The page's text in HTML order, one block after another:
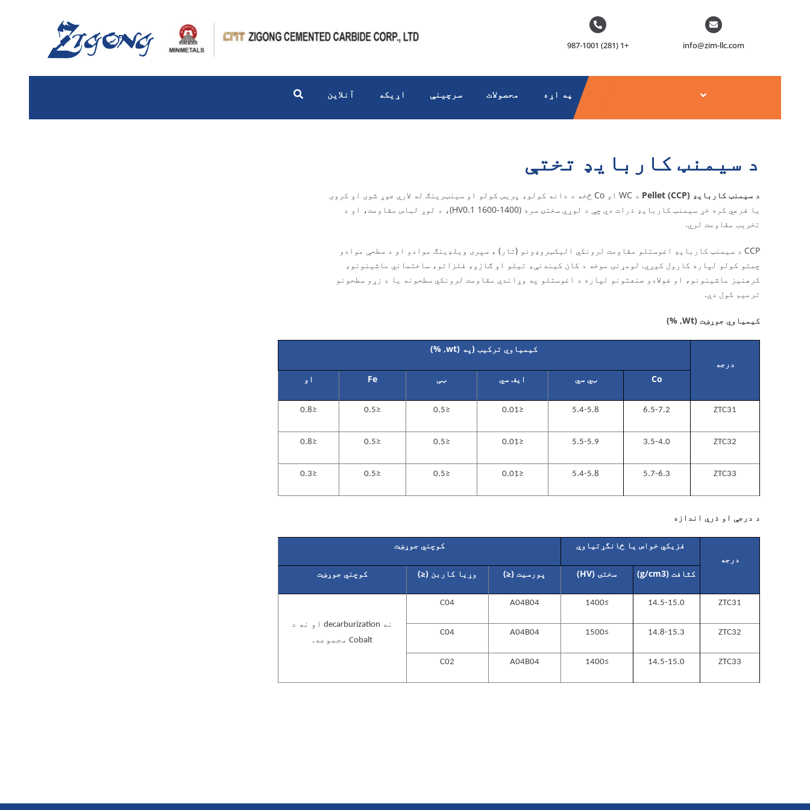
+1 (281) 987-1001 info@zim-llc.com
په اړه محصولات سرچینې اړیکه آنلاین
د سیمنټ کاربایډ تختې
د سیمنټ کاربایډ Pellet (CCP)
د WC او Co څخه د دانه کولو، پریس کولو او سینټرینګ له لارې جوړ شوی او کروی
یا فرعي کره خړ سیمنټ کاربایډ ذرات دي چې د لوړې سختۍ سره (1400-1600 HV0.1)، د لوړ لباس مقاومت، او د
تخریب مقاومت لري.
CCP د سیمنټ کاربایډ اغوستلو مقاومت لرونکي الیکټروډونو (تار) ، سپری ویلډینګ موادو او د سطحې موادو
چمتو کولو لپاره کارول کیږي. لومړنۍ موخه د کان کیندنې، تیلو او ګازو، فلزاتو، ساختماني ماشینونو،
کرهنیز ماشینونو، او فولادو صنعتونو لپاره د اغوستلو په وړاندې مقاومت لرونکي سطحونه یا د زړو سطحونو
ترمیم کول دي.
کیمیاوي جوړښت (Wt, %)
درجه
کیمیاوي ترکیب (په (wt, %)
Co ټي سي ایف سي ټی Fe او
ZTC31
6.5-7.2
5.4-5.8
≤0.01
≤0.5
≤0.5
≤0.8
ZTC32
3.5-4.0
5.5-5.9
≤0.01
≤0.5
≤0.5
≤0.8
ZTC33
5.7-6.3
5.4-5.8
≤0.01
≤0.5
≤0.5
≤0.3
د درجې او ذرې اندازه
درجه
فزیکي خواص یا ځانگړتیاوې کوچني جوړښت
کثافت (g/cm3
) سختۍ (HV) پورسیت (≤) وړیا کاربن (≤) کوچني جوړښت
ZTC31
14.5-15.0
≥1400
A04B04
C04
نه decarburization او نه د
Cobalt مجموعه.
ZTC32
14.8-15.3
≥1500
A04B04
C04
ZTC33
14.5-15.0
≥1400
A04B04
C02